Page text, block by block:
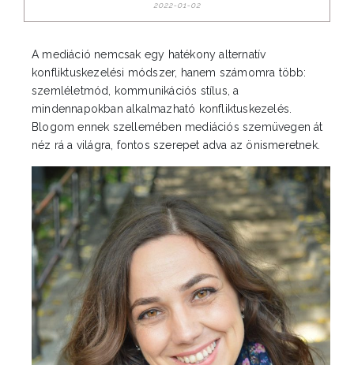
2022-01-02
A mediáció nemcsak egy hatékony alternatív
konfliktuskezelési módszer, hanem számomra több:
szemléletmód, kommunikációs stílus, a
mindennapokban alkalmazható konfliktuskezelés.
Blogom ennek szellemében mediációs szemüvegen át
néz rá a világra, fontos szerepet adva az önismeretnek.